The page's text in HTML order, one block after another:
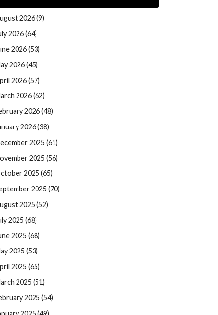
2026 (9)
2026 (64)
2026 (53)
2026 (45)
2026 (57)
2026 (62)
2026 (48)
2026 (38)
2025 (61)
2025 (56)
2025 (65)
2025 (70)
2025 (52)
2025 (68)
2025 (68)
2025 (53)
2025 (65)
2025 (51)
2025 (54)
2025 (49)